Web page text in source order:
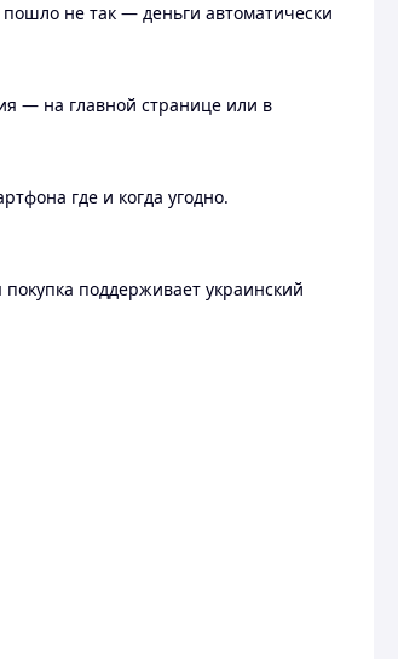
пошло не так — деньги автоматически
— на главной странице или в
где и когда угодно.
поддерживает украинский